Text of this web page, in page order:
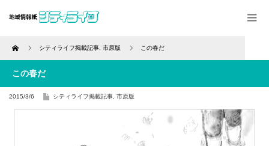
Home シティライフ掲載記事 市原版 この春だ
この春だ
2015/3/6 シティライフ掲載記事 市原版